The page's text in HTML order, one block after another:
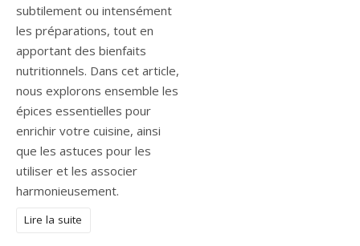
subtilement ou intensément
les préparations, tout en
apportant des bienfaits
nutritionnels. Dans cet article,
nous explorons ensemble les
épices essentielles pour
enrichir votre cuisine, ainsi
que les astuces pour les
utiliser et les associer
harmonieusement.
Lire la suite